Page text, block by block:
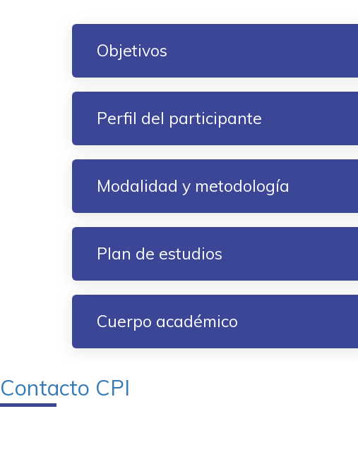
Objetivos
Perfil del participante
Modalidad y metodología
Plan de estudios
Cuerpo académico
Contacto CPI